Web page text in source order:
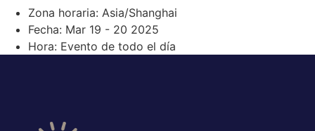
Zona horaria: Asia/Shanghai
Fecha: Mar 19 - 20 2025
Hora: Evento de todo el día